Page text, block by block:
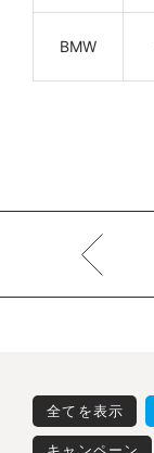
BMW
全てを表示